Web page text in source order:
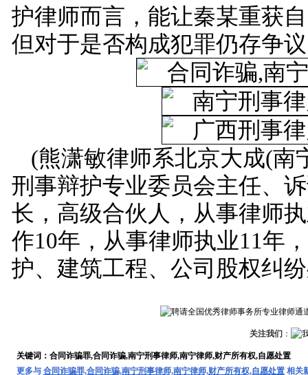
护律师而言，能让秦某重获
但对于是否构成犯罪仍存争
(熊潇敏律师系北京大成(南
刑事辩护专业委员会主任、
长，高级合伙人，从事律师
作10年，从事律师执业11年
护、建筑工程、公司股权纠
关注我们 ：
关键词：合同诈骗罪,合同诈骗,南宁刑事律师,南宁律师,财产所有权,自愿处置
更多与 合同诈骗罪,合同诈骗,南宁刑事律师,南宁律师,财产所有权,自愿处置相关